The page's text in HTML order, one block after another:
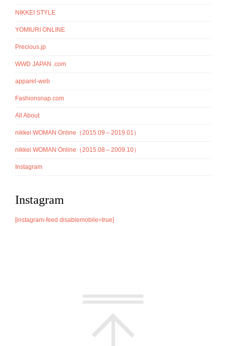
NIKKEI STYLE
YOMIURI ONLINE
Precious.jp
WWD JAPAN .com
apparel-web
Fashionsnap.com
All About
nikkei WOMAN Online（2015.09～2019.01）
nikkei WOMAN Online（2015.08～2009.10）
Instagram
Instagram
[instagram-feed disablemobile=true]